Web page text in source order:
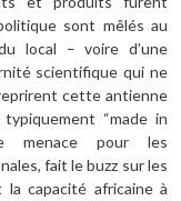
sont mêlés au
local – voire d’une
scientifique qui ne
cette antienne
“made in
menace pour les
fait le buzz sur les
capacité africaine à